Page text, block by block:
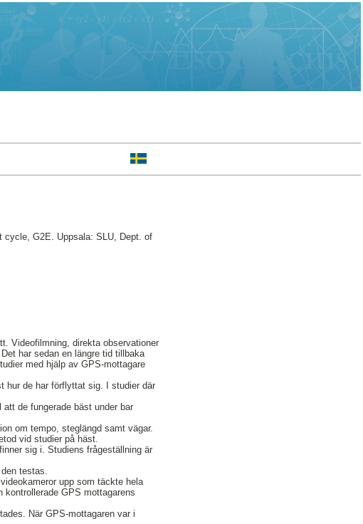
cycle, G2E. Uppsala: SLU, Dept. of
Videofilmning, direkta observationer
har sedan en längre tid tillbaka
med hjälp av GPS-mottagare
hur de har förflyttat sig. I studier där
de fungerade bäst under bar
om tempo, steglängd samt vägar.
vid studier på häst.
sig i. Studiens frågeställning är
testas.
upp som täckte hela
kontrollerade GPS mottagarens
När GPS-mottagaren var i